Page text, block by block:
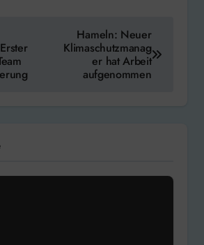
Hameln: Neuer
Klimaschutzmanag
er hat Arbeit
aufgenommen